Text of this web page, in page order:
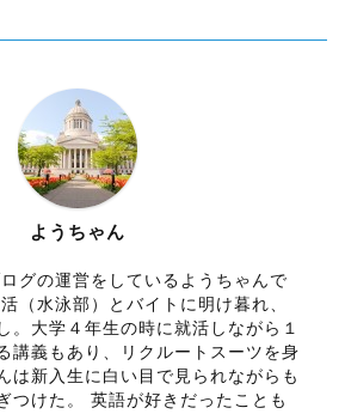
ようちゃん
グの運営をしているようちゃんで
（水泳部）とバイトに明け暮れ、
。大学４年生の時に就活しながら１
講義もあり、リクルートスーツを身
は新入生に白い目で見られながらも
つけた。 英語が好きだったことも